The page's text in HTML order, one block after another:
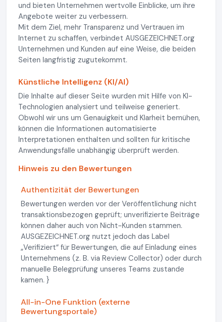
und bieten Unternehmen wertvolle Einblicke, um ihre
Angebote weiter zu verbessern.
Mit dem Ziel, mehr Transparenz und Vertrauen im
Internet zu schaffen, verbindet AUSGEZEICHNET.org
Unternehmen und Kunden auf eine Weise, die beiden
Seiten langfristig zugutekommt.
Künstliche Intelligenz (KI/AI)
Die Inhalte auf dieser Seite wurden mit Hilfe von KI-
Technologien analysiert und teilweise generiert.
Obwohl wir uns um Genauigkeit und Klarheit bemühen,
können die Informationen automatisierte
Interpretationen enthalten und sollten für kritische
Anwendungsfälle unabhängig überprüft werden.
Hinweis zu den Bewertungen
Authentizität der Bewertungen
Bewertungen werden vor der Veröffentlichung nicht
transaktionsbezogen geprüft; unverifizierte Beiträge
können daher auch von Nicht-Kunden stammen.
AUSGEZEICHNET.org nutzt jedoch das Label
„Verifiziert“ für Bewertungen, die auf Einladung eines
Unternehmens (z. B. via Review Collector) oder durch
manuelle Belegprüfung unseres Teams zustande
kamen. }
All-in-One Funktion (externe
Bewertungsportale)